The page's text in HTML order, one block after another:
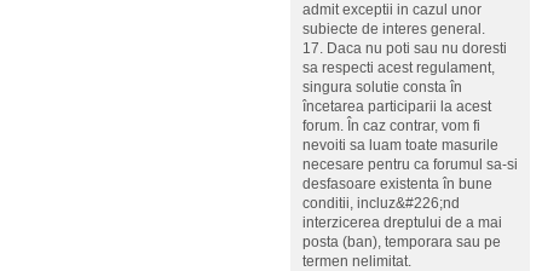
admit exceptii in cazul unor
subiecte de interes general.
17. Daca nu poti sau nu doresti
sa respecti acest regulament,
singura solutie consta în
încetarea participarii la acest
forum. În caz contrar, vom fi
nevoiti sa luam toate masurile
necesare pentru ca forumul sa-si
desfasoare existenta în bune
conditii, incluz&#226;nd
interzicerea dreptului de a mai
posta (ban), temporara sau pe
termen nelimitat.